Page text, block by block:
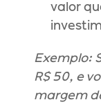
valor
Exemplo:
R$ 50, e
margem